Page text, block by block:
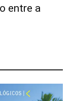
entre a